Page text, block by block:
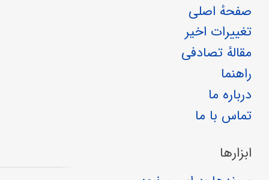
صفحهٔ اصلی
تغییرات اخیر
مقالهٔ تصادفی
راهنما
درباره ما
تماس با ما
ابزارها